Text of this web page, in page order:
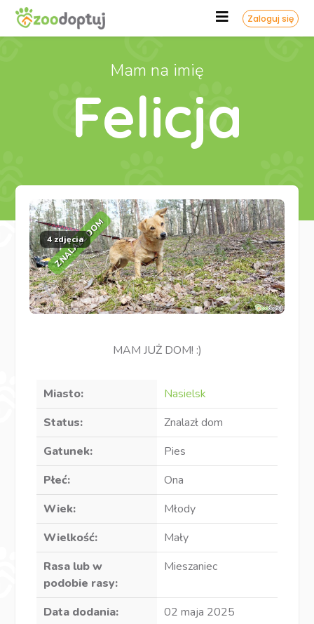
Zaloguj się
Mam na imię
Felicja
ZNALAZŁ DOM
4 zdjęcia
MAM JUŻ DOM! :)
Miasto:
Nasielsk
Status:
Znalazł dom
Gatunek:
Pies
Płeć:
Ona
Wiek:
Młody
Wielkość:
Mały
Rasa lub w
podobie rasy:
Mieszaniec
Data dodania:
02 maja 2025